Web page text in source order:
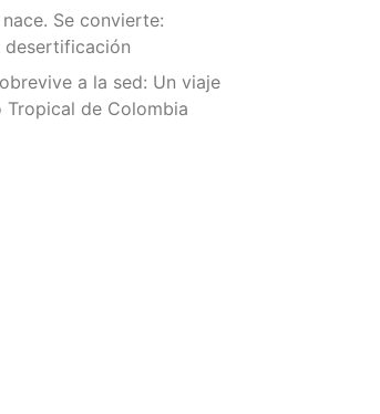
Se convierte:
desertificación
a la sed: Un viaje
Tropical de Colombia